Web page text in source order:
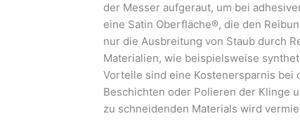
der Messer aufgeraut, um bei
eine Satin Oberfläche®, die den
nur die Ausbreitung von Staub durch
Materialien, wie beispielsweise
Vorteile sind eine Kostenersparnis bei
Beschichten oder Polieren der Klinge
zu schneidenden Materials wird